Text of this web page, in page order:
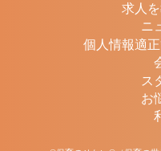
求人
ニ
個人情報適
ス
お